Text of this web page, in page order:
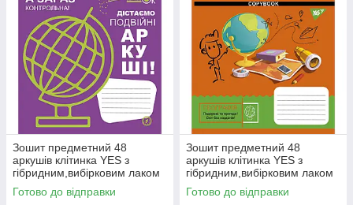
Зошит предметний 48
аркушів клітинка YES з
гібридним,вибірковим лаком
ГЕОГРАФІЯ (Fun school
subjects)
Готово до відправки
Зошит предметний 48
аркушів клітинка YES з
гібридним,вибірковим лаком
ГЕОГРАФІЯ (Cool school
subjects)
Готово до відправки